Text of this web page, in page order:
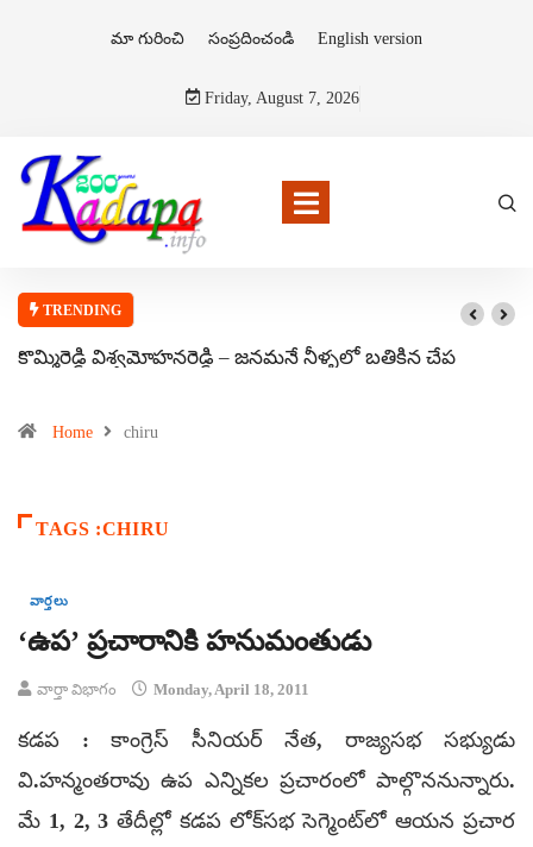
మా గురించి సంప్రదించండి English version
Friday, August 7, 2026
TRENDING
కొమ్మిరెడ్డి విశ్వమోహనరెడ్డి – జనమనే నీళ్ళలో బతికిన చేప
Home chiru
TAGS :CHIRU
వార్తలు
‘ఉప’ ప్రచారానికి హనుమంతుడు
వార్తా విభాగం Monday, April 18, 2011
కడప : కాంగ్రెస్‌ సీనియర్‌ నేత, రాజ్యసభ సభ్యుడు
వి.హన్మంతరావు ఉప ఎన్నికల ప్రచారంలో పాల్గొననున్నారు.
మే 1, 2, 3 తేదీల్లో కడప లోక్‌సభ సెగ్మెంట్‌లో ఆయన ప్రచార